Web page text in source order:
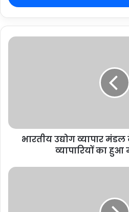
भारतीय उद्योग व्यापार
व्यापारियों का